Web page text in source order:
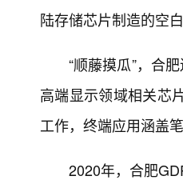
陆存储芯片制造的空
“顺藤摸瓜”，合
高端显示领域相关芯
工作，终端应用涵盖
2020年，合肥